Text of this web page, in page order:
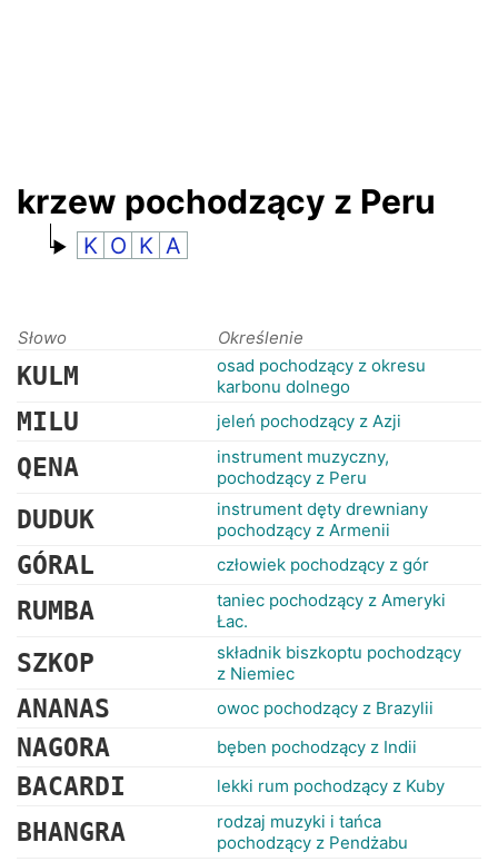
krzew pochodzący z Peru
K O K A
Słowo Określenie
KULM
osad pochodzący z okresu
karbonu dolnego
MILU jeleń pochodzący z Azji
QENA
instrument muzyczny,
pochodzący z Peru
DUDUK
instrument dęty drewniany
pochodzący z Armenii
GÓRAL człowiek pochodzący z gór
RUMBA
taniec pochodzący z Ameryki
Łac.
SZKOP
składnik biszkoptu pochodzący
z Niemiec
ANANAS owoc pochodzący z Brazylii
NAGORA bęben pochodzący z Indii
BACARDI lekki rum pochodzący z Kuby
BHANGRA
rodzaj muzyki i tańca
pochodzący z Pendżabu